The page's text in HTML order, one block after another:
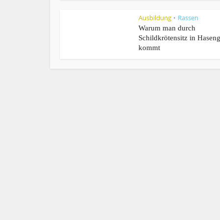
Ausbildung • Rassen
Warum man durch
Schildkrötensitz in
kommt